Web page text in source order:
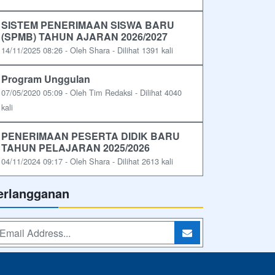
SISTEM PENERIMAAN SISWA BARU
(SPMB) TAHUN AJARAN 2026/2027
14/11/2025 08:26 - Oleh Shara - Dilihat 1391 kali
Program Unggulan
07/05/2020 05:09 - Oleh Tim Redaksi - Dilihat 4040
kali
PENERIMAAN PESERTA DIDIK BARU
TAHUN PELAJARAN 2025/2026
04/11/2024 09:17 - Oleh Shara - Dilihat 2613 kali